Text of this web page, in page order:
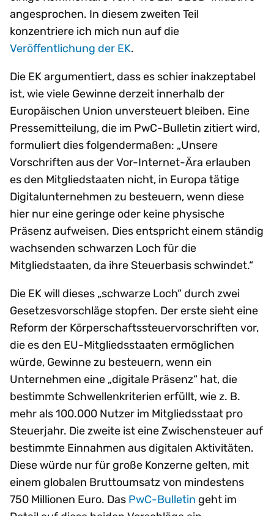
angesprochen. In diesem zweiten Teil
konzentriere ich mich nun auf die
Veröffentlichung der EK.
Die EK argumentiert, dass es schier inakzeptabel
ist, wie viele Gewinne derzeit innerhalb der
Europäischen Union unversteuert bleiben. Eine
Pressemitteilung, die im PwC-Bulletin zitiert wird,
formuliert dies folgendermaßen: „Unsere
Vorschriften aus der Vor-Internet-Ära erlauben
es den Mitgliedstaaten nicht, in Europa tätige
Digitalunternehmen zu besteuern, wenn diese
hier nur eine geringe oder keine physische
Präsenz aufweisen. Dies entspricht einem ständig
wachsenden schwarzen Loch für die
Mitgliedstaaten, da ihre Steuerbasis schwindet.“
Die EK will dieses „schwarze Loch“ durch zwei
Gesetzesvorschläge stopfen. Der erste sieht eine
Reform der Körperschaftssteuervorschriften vor,
die es den EU-Mitgliedsstaaten ermöglichen
würde, Gewinne zu besteuern, wenn ein
Unternehmen eine „digitale Präsenz“ hat, die
bestimmte Schwellenkriterien erfüllt, wie z. B.
mehr als 100.000 Nutzer im Mitgliedsstaat pro
Steuerjahr. Die zweite ist eine Zwischensteuer auf
bestimmte Einnahmen aus digitalen Aktivitäten.
Diese würde nur für große Konzerne gelten, mit
einem globalen Bruttoumsatz von mindestens
750 Millionen Euro. Das PwC-Bulletin geht im